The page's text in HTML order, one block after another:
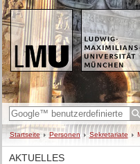
Startseite Personen Sekretariate
AKTUELLES